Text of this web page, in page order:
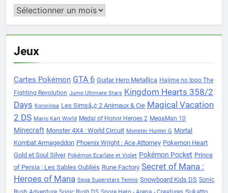
Archives
Jeux
Cartes Pokémon GTA 6 Guitar Hero Metallica Hajime no Ippo The
Fighting Revolution Jump Ultimate Stars Kingdom Hearts 358/2
Days Kororinpa Les Simsâ„¢ 2 Animaux & Cie Magical Vacation
2 DS Mario Kart World Medal of Honor Heroes 2 MegaMan 10
Minecraft Monster 4X4 : World Circuit Monster Hunter G Mortal
Kombat Armageddon Phoenix Wright : Ace Attorney Pokemon Heart
Gold et Soul Silver Pokémon Ecarlate et Violet Pokémon Pocket Prince
of Persia : Les Sables Oubliés Rune Factory Secret of Mana :
Heroes of Mana Sega Superstars Tennis Snowboard Kids DS Sonic